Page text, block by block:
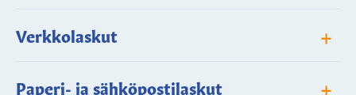
Verkkolaskut +
Paperi- ja sähköpostilaskut +